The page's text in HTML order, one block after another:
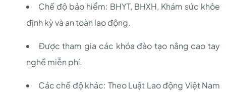
Chế độ bảo hiểm: BHYT, BHXH, Khám sức khỏe
định kỳ và an toàn lao động.
Được tham gia các khóa đào tạo nâng cao tay
nghề miễn phí.
Các chế độ khác: Theo Luật Lao động Việt Nam